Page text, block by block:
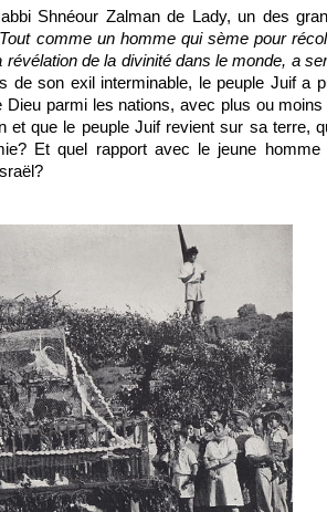
Shnéour Zalman de Lady, un des
Tout comme un homme qui sème pour
de la divinité dans le monde, a
de son exil interminable, le peuple Juif a
parmi les nations, avec plus ou moins
que le peuple Juif revient sur sa terre,
Et quel rapport avec le jeune homme